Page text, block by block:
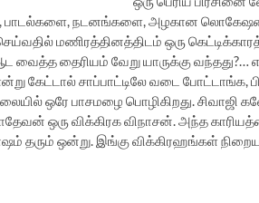
பாடல்களை, நடனங்களை, அழகான
மணிரத்தினத்திடம் ஒரு
வைத்த தைரியம் வேறு யாருக்கு
கேட்டால் சாப்பாட்டிலே வடை
ஒரே பாசமழை பொழிகிறது. சிவாஜி
ஒரு விக்கிரக விநாசன். அந்த
தரும் ஒன்று. இங்கு விக்கிரஹங்கள்